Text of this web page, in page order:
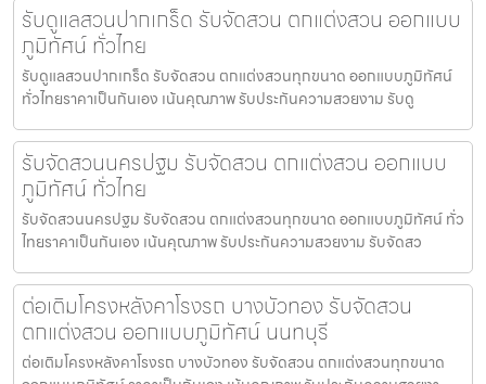
รับดูแลสวนปากเกร็ด รับจัดสวน ตกแต่งสวน ออกแบบ
ภูมิทัศน์ ทั่วไทย
รับดูแลสวนปากเกร็ด รับจัดสวน ตกแต่งสวนทุกขนาด ออกแบบภูมิทัศน์
ทั่วไทยราคาเป็นกันเอง เน้นคุณภาพ รับประกันความสวยงาม รับดู
รับจัดสวนนครปฐม รับจัดสวน ตกแต่งสวน ออกแบบ
ภูมิทัศน์ ทั่วไทย
รับจัดสวนนครปฐม รับจัดสวน ตกแต่งสวนทุกขนาด ออกแบบภูมิทัศน์ ทั่ว
ไทยราคาเป็นกันเอง เน้นคุณภาพ รับประกันความสวยงาม รับจัดสว
ต่อเติมโครงหลังคาโรงรถ บางบัวทอง รับจัดสวน
ตกแต่งสวน ออกแบบภูมิทัศน์ นนทบุรี
ต่อเติมโครงหลังคาโรงรถ บางบัวทอง รับจัดสวน ตกแต่งสวนทุกขนาด